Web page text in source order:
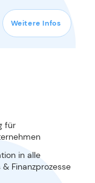
Weitere Infos
in alle
Finanzprozesse
für